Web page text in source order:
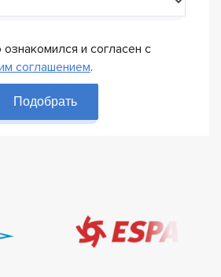
и согласен с
соглашением.
Подобрать